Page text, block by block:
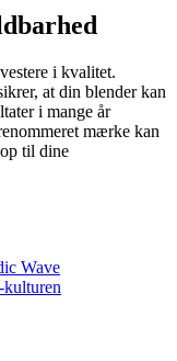
i kvalitet.
at din blender kan
i mange år
mærke kan
til dine
Wave
kulturen